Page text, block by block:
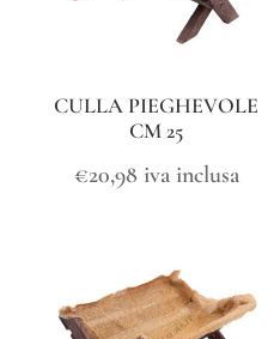
CULLA PIEGHEVOLE
CM 25
€20,98 iva inclusa